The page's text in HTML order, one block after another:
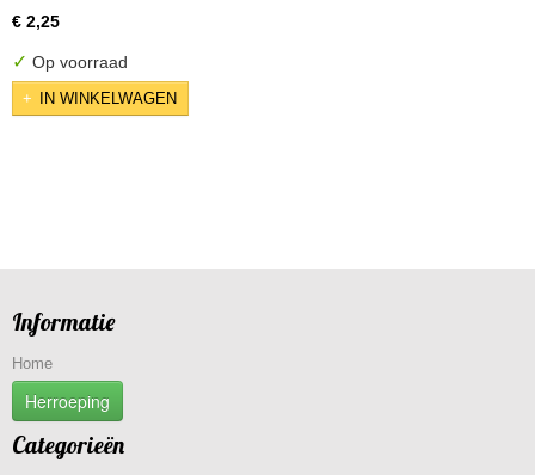
€ 2,25
✓ Op voorraad
IN WINKELWAGEN
Informatie
Home
Herroeping
Categorieën